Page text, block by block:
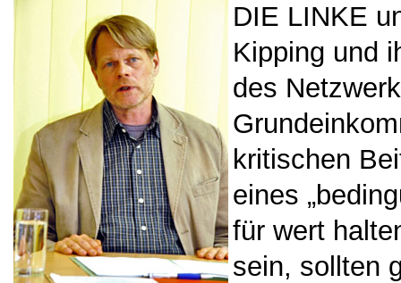
DIE LINKE
Kipping und
des
kritischen
eines
für wert
sein, sollten